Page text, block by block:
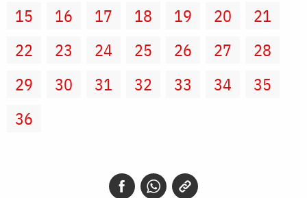
15
16 17 18 19 20
21
22
23 24 25 26 27
28
29
30 31 32 33 34
35
36